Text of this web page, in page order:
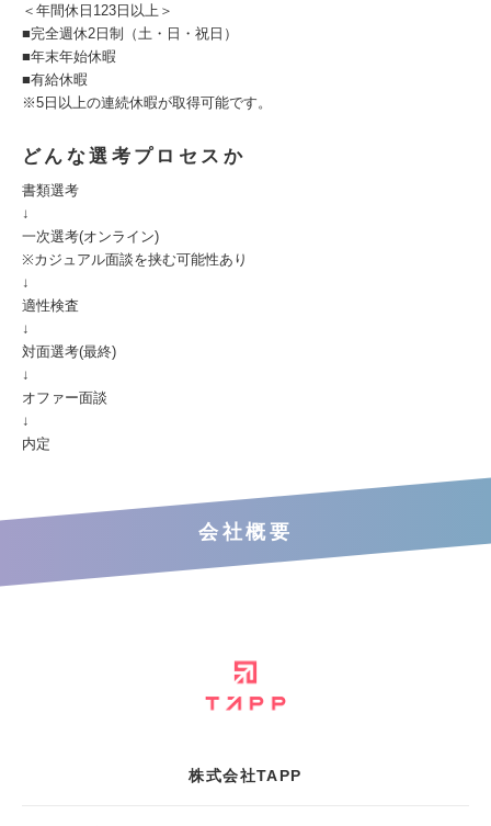
＜年間休日123日以上＞
■完全週休2日制（土・日・祝日）
■年末年始休暇
■有給休暇
※5日以上の連続休暇が取得可能です。
どんな選考プロセスか
書類選考
↓
一次選考(オンライン)
※カジュアル面談を挟む可能性あり
↓
適性検査
↓
対面選考(最終)
↓
オファー面談
↓
内定
会社概要
株式会社TAPP